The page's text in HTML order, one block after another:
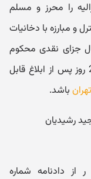
را محرز و مسلم
قانون جامع کنترل و مبارزه با دخانیات
جزای نقدی محکوم
مینماید. رای صادره حضوری است و ظرف 20 روز پس از ابلاغ قابل
باشد.
دادنامه شماره